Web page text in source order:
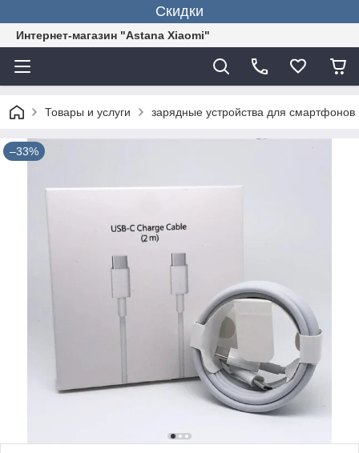
Скидки
Интернет-магазин "Astana Xiaomi"
Товары и услуги зарядные устройства для смартфонов
–33%